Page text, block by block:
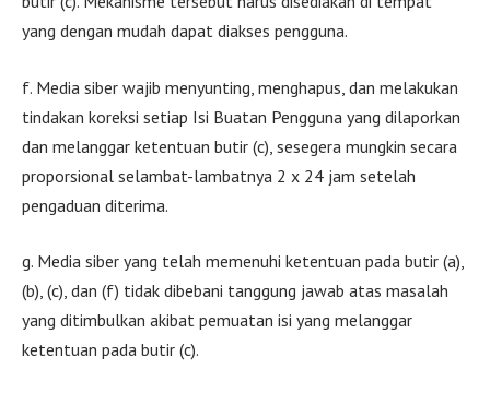
yang dengan mudah dapat diakses pengguna.
f. Media siber wajib menyunting, menghapus, dan melakukan
tindakan koreksi setiap Isi Buatan Pengguna yang dilaporkan
dan melanggar ketentuan butir (c), sesegera mungkin secara
proporsional selambat-lambatnya 2 x 24 jam setelah
pengaduan diterima.
g. Media siber yang telah memenuhi ketentuan pada butir (a),
(b), (c), dan (f) tidak dibebani tanggung jawab atas masalah
yang ditimbulkan akibat pemuatan isi yang melanggar
ketentuan pada butir (c).